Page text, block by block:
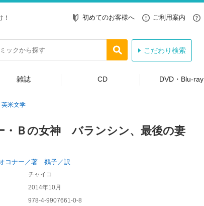
！ 初めてのお客様へ ご利用案内
こだわり検索
雑誌 CD DVD・Blu-ray
英米文学
・Ｂの女神 バランシン、最後の妻
コナー／著 鵺子／訳
チャイコ
2014年10月
978-4-9907661-0-8